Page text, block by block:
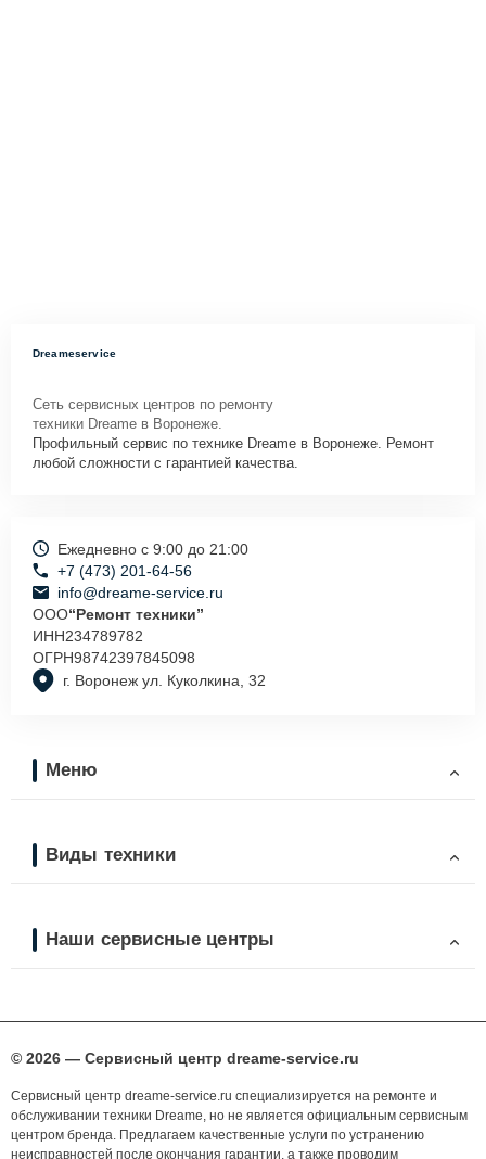
Dreameservice
Сеть сервисных центров по ремонту
техники Dreame в Воронеже.
Профильный сервис по технике Dreame в Воронеже. Ремонт
любой сложности с гарантией качества.
г. Воронеж ул. Куколкина, 32
Ежедневно с 9:00 до 21:00
+7 (473) 201-64-56
info@dreame-service.ru
ООО“Ремонт техники”
ИНН234789782
ОГРН98742397845098
Меню
Виды техники
Наши сервисные центры
© 2026 — Сервисный центр dreame-service.ru
Сервисный центр dreame-service.ru специализируется на ремонте и
обслуживании техники Dreame, но не является официальным сервисным
центром бренда. Предлагаем качественные услуги по устранению
неисправностей после окончания гарантии, а также проводим